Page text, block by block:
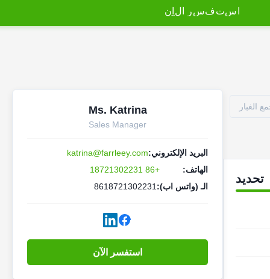
ستفسر ل ن
تحديد
Ms. Katrina
Sales Manager
البريد الإلكتروني:katrina@farrleey.com
الهاتف:
+86 18721302231
الـ (واتس اب): 8618721302231
استفسر الآن